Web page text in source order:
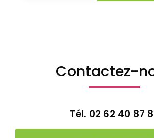
Contactez-
Tél. 02 62 40 87